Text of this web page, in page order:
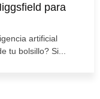
para
artificial
tu bolsillo? Si...